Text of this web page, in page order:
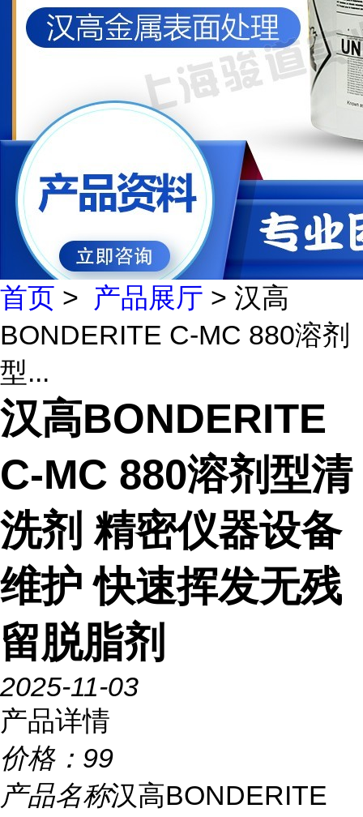
首页 > 产品展厅 > 汉高
BONDERITE C-MC 880溶剂
型...
汉高BONDERITE
C-MC 880溶剂型清
洗剂 精密仪器设备
维护 快速挥发无残
留脱脂剂
2025-11-03
产品详情
价格： 99
产品名称汉高BONDERITE